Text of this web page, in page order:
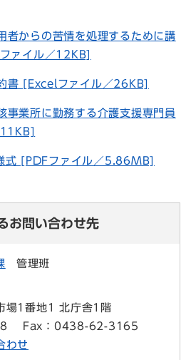
者からの苦情を処理するために講
ァイル／12KB]
書 [Excelファイル／26KB]
事業所に勤務する介護支援専門員
式 [PDFファイル／5.86MB]
お問い合わせ先
管理班
場1番地1 北庁舎1階
Fax：0438-62-3165
わせ